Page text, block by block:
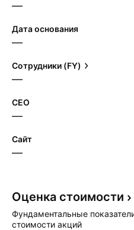
—
Дата основания
—
Сотрудники (FY)
—
CEO
—
Сайт
—
Оценка стоимости
Фундаментальные
стоимости акций